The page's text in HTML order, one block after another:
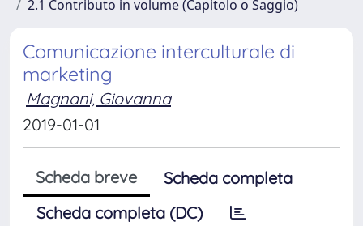
2.1 Contributo in volume (Capitolo o Saggio)
Comunicazione interculturale di
marketing
Magnani, Giovanna
2019-01-01
Scheda breve
Scheda completa
Scheda completa (DC)